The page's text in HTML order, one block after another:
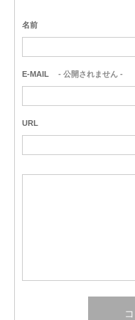
名前
E-MAIL - 公開されません -
URL